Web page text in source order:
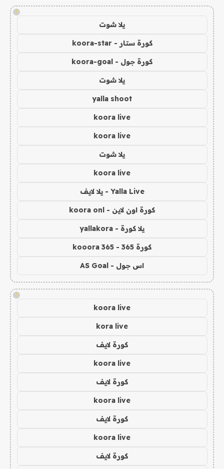
!
يلا شوت
كورة ستار - koora-star
كورة جول - koora-goal
يلا شوت
yalla shoot
koora live
koora live
يلا شوت
koora live
Yalla Live - يلا لايف
كورة اون لاين - koora onl
يلا كورة - yallakora
كورة 365 - kooora 365
اس جول - AS Goal
!
koora live
kora live
كورة لايف
koora live
كورة لايف
koora live
كورة لايف
koora live
كورة لايف